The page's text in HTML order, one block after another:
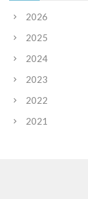
2026
2025
2024
2023
2022
2021